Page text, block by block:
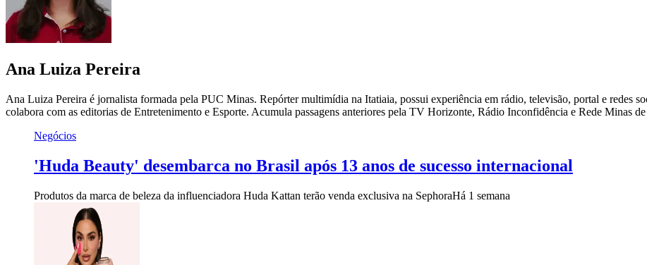
Ana Luiza Pereira
Ana Luiza Pereira é jornalista formada pela PUC Minas. Repórter multimídia na Itatiaia, possui experiência em rádio, televisão, portal e redes
colabora com as editorias de Entretenimento e Esporte. Acumula passagens anteriores pela TV Horizonte, Rádio Inconfidência e Rede Minas
Negócios
'Huda Beauty' desembarca no Brasil após 13 anos de sucesso internacional
Produtos da marca de beleza da influenciadora Huda Kattan terão venda exclusiva na SephoraHá 1 semana